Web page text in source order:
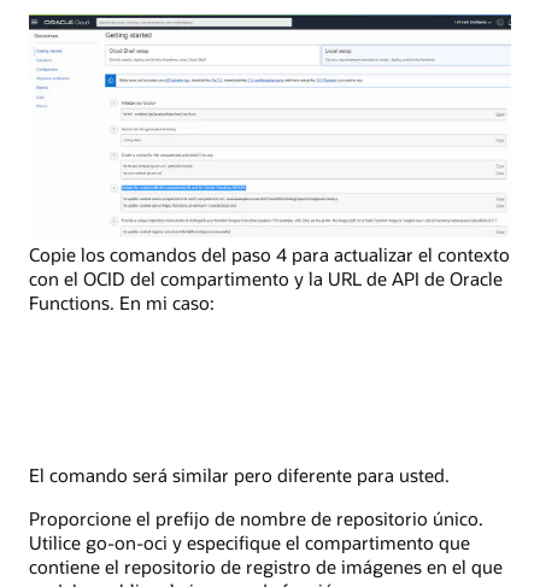
Copie los comandos del paso 4 para actualizar el contexto
con el OCID del compartimento y la URL de API de Oracle
Functions. En mi caso:
El comando será similar pero diferente para usted.
Proporcione el prefijo de nombre de repositorio único.
Utilice go-on-oci y especifique el compartimento que
contiene el repositorio de registro de imágenes en el que